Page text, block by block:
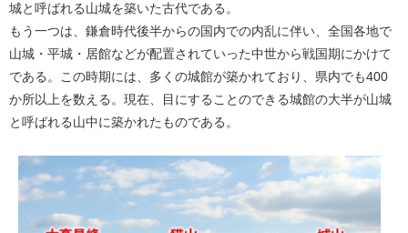
城と呼ばれる山城を築いた古代である。
もう一つは、鎌倉時代後半からの国内での内乱に伴い、全国各地で
山城・平城・居館などが配置されていった中世から戦国期にかけて
である。この時期には、多くの城館が築かれており、県内でも400
か所以上を数える。現在、目にすることのできる城館の大半が山城
と呼ばれる山中に築かれたものである。